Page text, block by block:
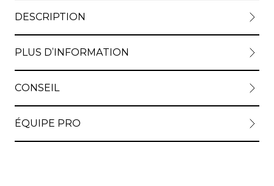
DESCRIPTION
PLUS D’INFORMATION
CONSEIL
ÉQUIPE PRO